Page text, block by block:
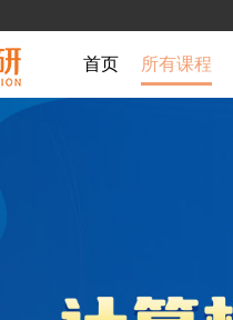
首页 所有课程